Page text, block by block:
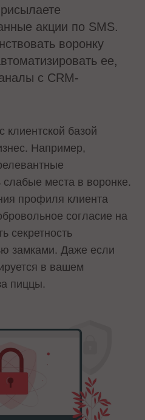
акции по SMS.
воронку
ее,
с CRM-
клиентской базой
Например,
места в воронке.
профиля клиента
согласие на
секретность
замками. Даже если
в вашем
пиццы.